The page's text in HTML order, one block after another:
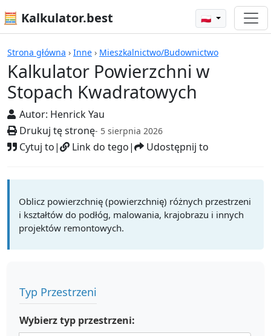
🧮 Kalkulator.best 🇵🇱
Strona główna › Inne › Mieszkalnictwo/Budownictwo
Kalkulator Powierzchni w
Stopach Kwadratowych
Autor: Henrick Yau
Drukuj tę stronę- 5 sierpnia 2026
Cytuj to| Link do tego| Udostępnij to
Kalkulatory
Oblicz powierzchnię (powierzchnię) różnych przestrzeni
i kształtów do podłóg, malowania, krajobrazu i innych
projektów remontowych.
Typ Przestrzeni
Wybierz typ przestrzeni: